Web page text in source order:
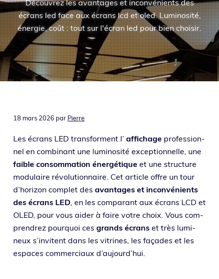
o
n
p
r
i
n
c
i
n
c
i
p
a
l
e
Découvrez les avantages et inconvénients des
écrans led face aux écrans lcd et oled. Luminosité,
énergie, coût : tout sur l'écran led pour bien choisir.
18 mars 2026par Pierre
Les écrans LED trans­forment l’ affi­chage pro­fes­sion­
nel en com­bi­nant une lumi­no­si­té excep­tion­nelle, une
faible consom­ma­tion éner­gé­tique et une struc­ture
modu­laire révo­lu­tion­naire. Cet article offre un tour
d’horizon com­plet des avan­tages et incon­vé­nients
des écrans LED, en les com­pa­rant aux écrans LCD et
OLED, pour vous aider à faire votre choix. Vous com­
pren­drez pour­quoi ces grands écranset très lumi­
neux s’invitent dans les vitrines, les façades et les
espaces com­mer­ciaux d’aujourd’hui.